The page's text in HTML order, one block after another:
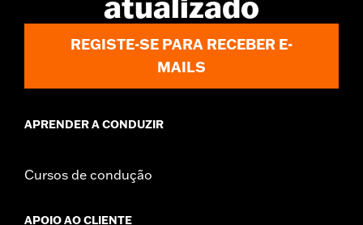
REGISTE-SE PARA RECEBER E-
MAILS
APRENDER A CONDUZIR
Cursos de condução
APOIO AO CLIENTE